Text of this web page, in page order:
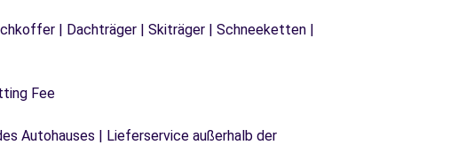
| Dachträger | Skiträger | Schneeketten |
Fee
Autohauses | Lieferservice außerhalb der